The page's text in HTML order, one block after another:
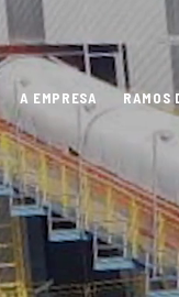
A EMPRESA RAMOS